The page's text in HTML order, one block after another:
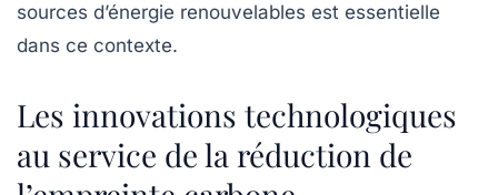
sources d’énergie renouvelables est essentielle
dans ce contexte.
Les innovations technologiques
au service de la réduction de